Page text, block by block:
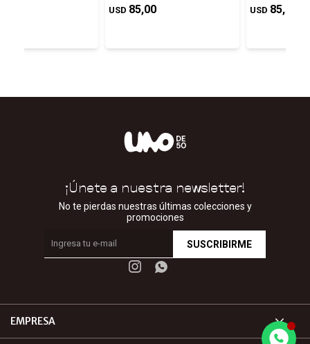
USD 85,00 USD 85,00
EMPRESA
¡Únete a nuestra newsletter!
No te pierdas nuestras últimas colecciones y
promociones
SUSCRIBIRME
 